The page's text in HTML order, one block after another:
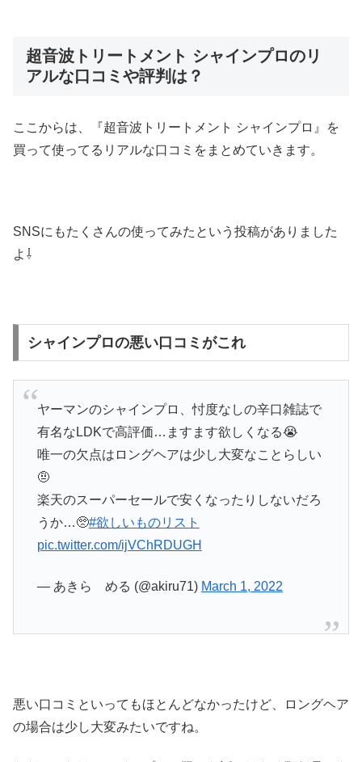
超音波トリートメント シャインプロのリ
アルな口コミや評判は？
ここからは、『超音波トリートメント シャインプロ』を
買って使ってるリアルな口コミをまとめていきます。
SNSにもたくさんの使ってみたという投稿がありました
よ⇩
シャインプロの悪い口コミがこれ
ヤーマンのシャインプロ、忖度なしの辛口雑誌で
有名なLDKで高評価…ますます欲しくなる😭
唯一の欠点はロングヘアは少し大変なことらしい
🤨
楽天のスーパーセールで安くなったりしないだろ
うか…🥺#欲しいものリスト
pic.twitter.com/ijVChRDUGH
— あきら める (@akiru71) March 1, 2022
悪い口コミといってもほとんどなかったけど、ロングヘア
の場合は少し大変みたいですね。